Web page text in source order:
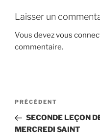
Laisser un
Vous devezvous
commentaire.
Navigation
l’article
Article
précédent
PRÉCÉDENT
SECONDE LEÇON
MERCREDI SAINT